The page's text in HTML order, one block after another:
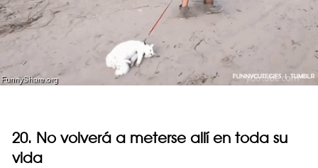
20. No volverá a meterse allí en toda su
vida